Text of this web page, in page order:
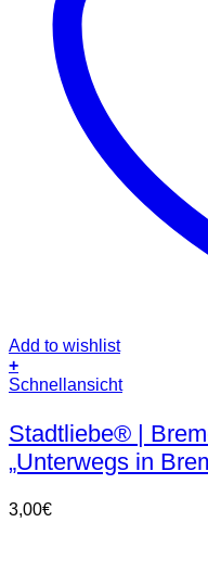
Add to wishlist
+
Schnellansicht
Stadtliebe® |
„Unterwegs in
3,00€